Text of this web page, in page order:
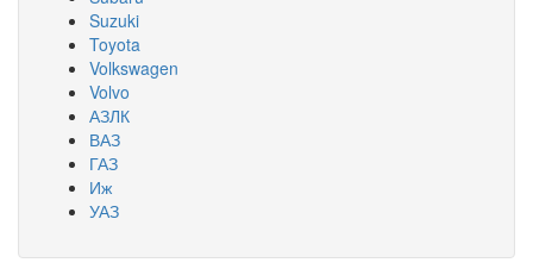
Suzuki
Toyota
Volkswagen
Volvo
АЗЛК
ВАЗ
ГАЗ
Иж
УАЗ